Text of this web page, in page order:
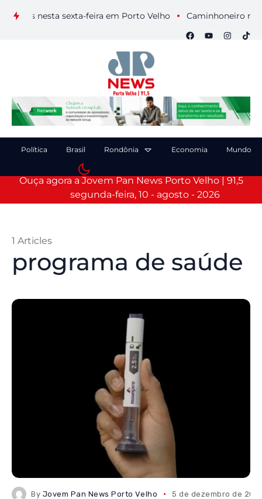
nesta sexta-feira em Porto Velho Caminhoneiro
Política Brasil Rondônia Economia Mundo
Ouça agora a Jovem Pan News Porto Velho | 91,5
segunda-feira, 10 - agosto - 2026
programa de saúde
1 Articles
By Jovem Pan News Porto Velho 5 de dezembro de